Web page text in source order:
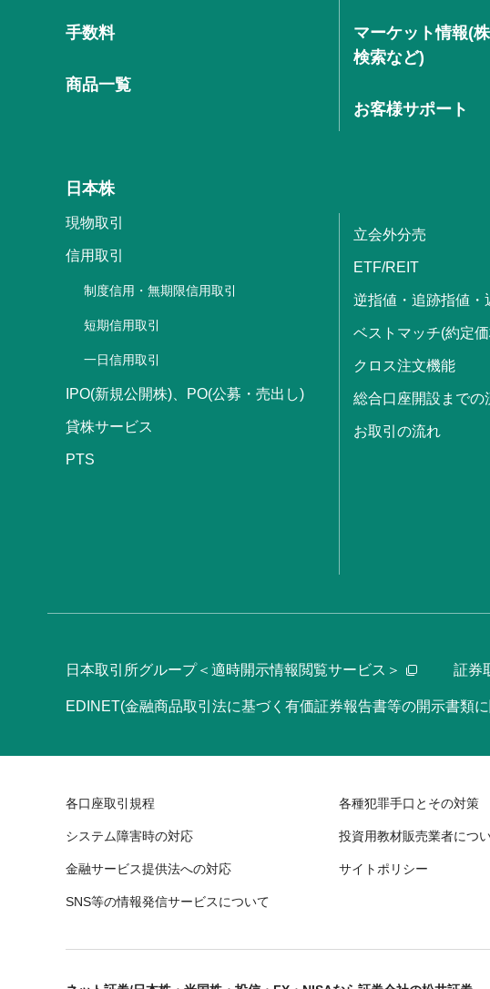
手数料
商品一覧
マーケット情報(
検索など)
お客様サポート
日本株
現物取引
信用取引
制度信用・無期限信用取引
短期信用取引
一日信用取引
IPO(新規公開株)、PO(公募・売出し)
貸株サービス
PTS
立会外分売
ETF/REIT
逆指値・追跡指値・
ベストマッチ(約定
クロス注文機能
総合口座開設までの
お取引の流れ
日本取引所グループ＜適時開示情報閲覧サービス＞ 証券
EDINET(金融商品取引法に基づく有価証券報告書等の開示書類
各口座取引規程 各種犯罪手口とその対策
システム障害時の対応 投資用教材販売業者につ
金融サービス提供法への対応 サイトポリシー
SNS等の情報発信サービスについて